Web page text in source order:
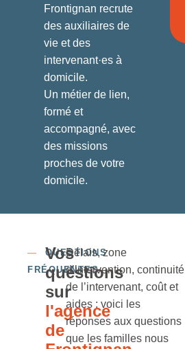
Frontignan recrute
des auxiliaires de
vie et des
intervenant·es à
domicile.
Un métier de lien,
formé et
accompagné, avec
des missions
proches de votre
domicile.
— QUESTIONS
FRÉQUENTES
Vos
questions
sur
l'agence
de
Délais, zone
d’intervention, continuité
de l’intervenant, coût et
aides : voici les
réponses aux questions
que les familles nous